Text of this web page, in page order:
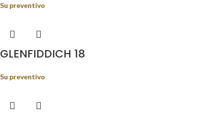
Su preventivo
GLENFIDDICH 18
Su preventivo